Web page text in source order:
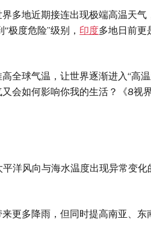
多地近期接连出现极端高温天气
极度危险”级别， 印度多地日前更
球气温，让世界逐渐进入“高温
会如何影响你我的生活？《8视界
洋风向与海水温度出现异常变化
多降雨，但同时提高南亚、东